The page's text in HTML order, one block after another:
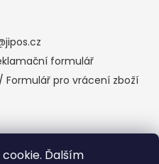
Ďalším
formulář
/ Formulář pro vrácení zboží